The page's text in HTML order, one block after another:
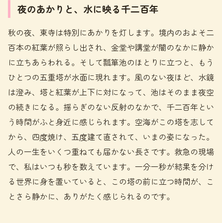
夜のあかりと、水に映る千二百年
秋の夜、東寺は特別にあかりを灯します。境内のおよそ二
百本の紅葉が照らし出され、金堂や講堂が闇のなかに静か
に立ちあらわれる。そして瓢箪池のほとりに立つと、もう
ひとつの五重塔が水面に現れます。風のない夜ほど、水鏡
は澄み、塔と紅葉が上下に対になって、池はそのまま夜空
の続きになる。揺らぎのない反射のなかで、千二百年とい
う時間がふと身近に感じられます。空海がこの塔を志して
から、四度焼け、五度建て直されて、いまの姿になった。
人の一生をいくつ重ねても届かない長さです。救急の現場
で、私はいつも秒を数えています。一分一秒が結果を分け
る世界に身を置いていると、この塔の前に立つ時間が、こ
とさら静かに、ありがたく感じられるのです。